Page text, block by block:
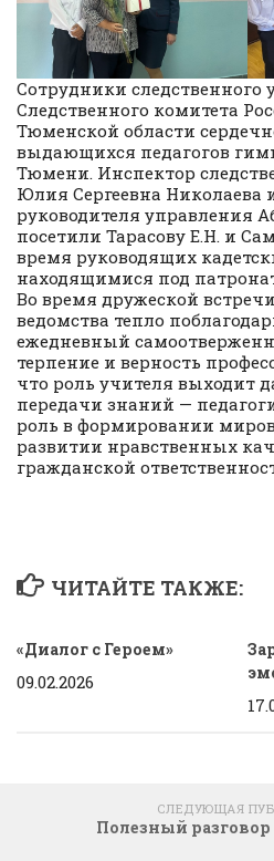
Сотрудники следственного
Следственного комитета
Тюменской области
выдающихся педагогов
Тюмени. Инспектор
Юлия Сергеевна
руководителя управления
посетили Тарасову Е.Н. и
время руководящих
находящимися под
Во время дружеской
ведомства тепло
ежедневный
терпение и верность
что роль учителя выходит
передачи знаний —
роль в формировании
развитии нравственных
гражданской
ЧИТАЙТЕ ТАКЖЕ:
«Диалог с Героем»
09.02.2026
СЛЕДУЮЩАЯ
Полезный